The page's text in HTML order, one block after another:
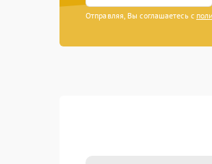
Отправляя, Вы соглашаетесь с